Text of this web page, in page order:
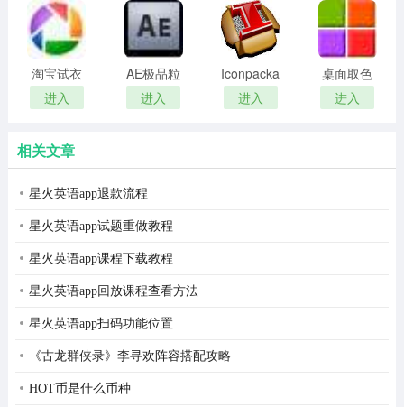
remover(冰
点还原密
码清除器)
扫描软件)
淘宝试衣
服软件
进入
AE极品粒
子插件
(Trapcode
进入
Iconpackager
中文补丁
进入
桌面取色
工具
colorpix
进入
相关文章
星火英语app退款流程
星火英语app试题重做教程
星火英语app课程下载教程
星火英语app回放课程查看方法
星火英语app扫码功能位置
《古龙群侠录》李寻欢阵容搭配攻略
HOT币是什么币种